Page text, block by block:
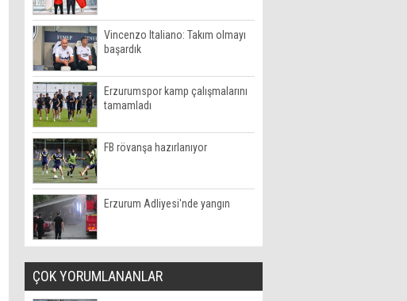
Vincenzo Italiano: Takım olmayı
başardık
Erzurumspor kamp çalışmalarını
tamamladı
FB rövanşa hazırlanıyor
Erzurum Adliyesi'nde yangın
ÇOK YORUMLANANLAR